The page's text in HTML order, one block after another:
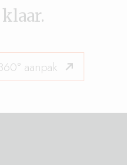
aanpak